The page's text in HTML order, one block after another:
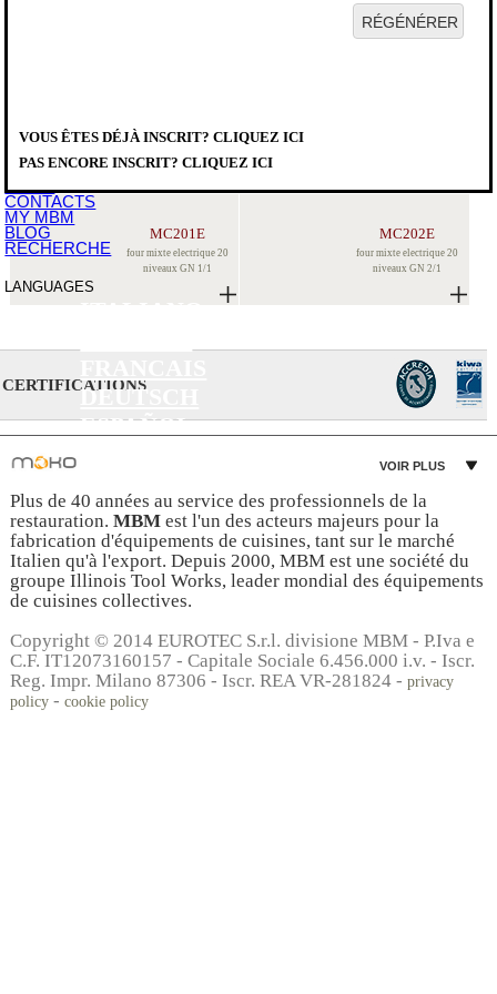
SERVICE
TÉLÉCHARGER
ÉVÉNEMENTS
NEWS
CONTACTS
MY MBM
BLOG
RECHERCHE
LANGUAGES
DEUTSCH
ESPAÑOL
VOUS ÊTES DÉJÀ INSCRIT? CLIQUEZ ICI
PAS ENCORE INSCRIT? CLIQUEZ ICI
PRODUITS >CUISSON VERTICAL >X
FOURS MAXI
MC201E
four mixte electrique 20
niveaux GN 1/1
MC202E
four mixte electrique 20
niveaux GN 2/1
CERTIFICATIONS
VOIR PLUS
Plus de 40 années au service des professionnels de la
restauration. MBMest l'un des acteurs majeurs pour la
fabrication d'équipements de cuisines, tant sur le marché
Italien qu'à l'export. Depuis 2000, MBM est une société du
groupe Illinois Tool Works, leader mondial des équipements
de cuisines collectives.
Copyright © 2014 EUROTEC S.r.l. divisione MBM - P.Iva e
C.F. IT12073160157 - Capitale Sociale 6.456.000 i.v. - Iscr.
Reg. Impr. Milano 87306 - Iscr. REA VR-281824 - privacy
policy- cookie policy